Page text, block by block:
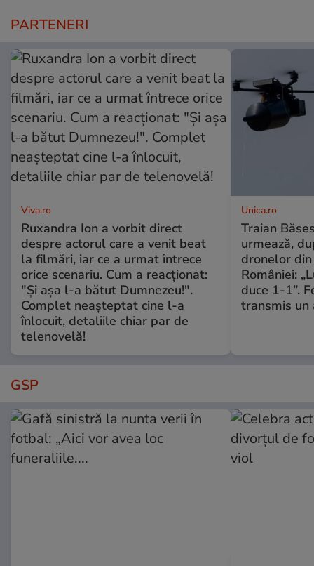
PARTENERI
Viva.ro
Ruxandra Ion a vorbit direct
despre actorul care a venit beat
la filmări, iar ce a urmat întrece
orice scenariu. Cum a reacționat:
"Și așa l-a bătut Dumnezeu!".
Complet neașteptat cine l-a
înlocuit, detaliile chiar par de
telenovelă!
Unica.ro
Traian
urmează,
dronelor
României:
duce 1-1”.
transmis un
GSP